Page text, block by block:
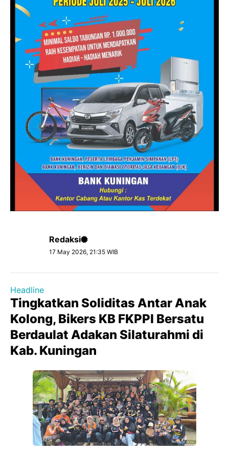
Redaksi
17 May 2026, 21:35 WIB
Headline
Tingkatkan Soliditas Antar Anak
Kolong, Bikers KB FKPPI Bersatu
Berdaulat Adakan Silaturahmi di
Kab. Kuningan